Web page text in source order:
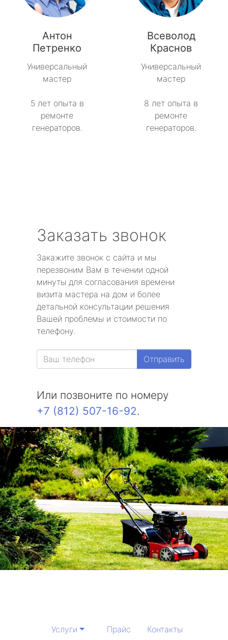
Антон
Петренко
Универсальный
мастер
5 лет опыта в
ремонте
генераторов.
Всеволод
Краснов
Универсальный
мастер
8 лет опыта в
ремонте
генераторов.
Заказать звонок
Закажите звонок с сайта и мы
перезвоним Вам в течении одной
минуты для согласования времени
визита мастера на дом и более
детальной консультации решения
Вашей проблемы и стоимости по
телефону.
Отправить
Или позвоните по номеру
+7 (812) 507-16-92.
Услуги Прайс Контакты